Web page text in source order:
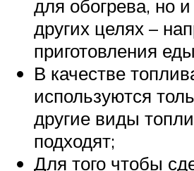
для обогрева, но
других целях –
приготовления
В качестве
используются
другие виды
подходят;
Для того чтобы